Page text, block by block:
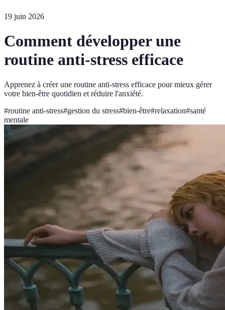
19 juin 2026
Comment développer une
routine anti-stress efficace
Apprenez à créer une routine anti-stress efficace pour mieux gérer
votre bien-être quotidien et réduire l'anxiété.
#routine anti-stress#gestion du stress#bien-être#relaxation#santé
mentale